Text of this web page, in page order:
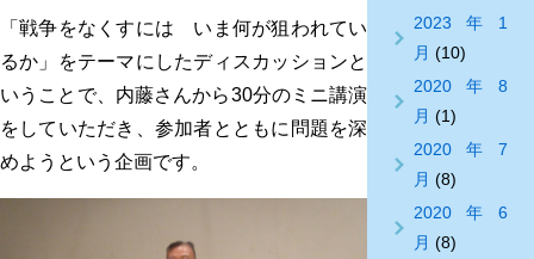
「戦争をなくすには いま何が狙われてい
るか」をテーマにしたディスカッションと
いうことで、内藤さんから30分のミニ講演
をしていただき、参加者とともに問題を深
めようという企画です。
2023年1
月 (10)
2020年8
月 (1)
2020年7
月 (8)
2020年6
月 (8)